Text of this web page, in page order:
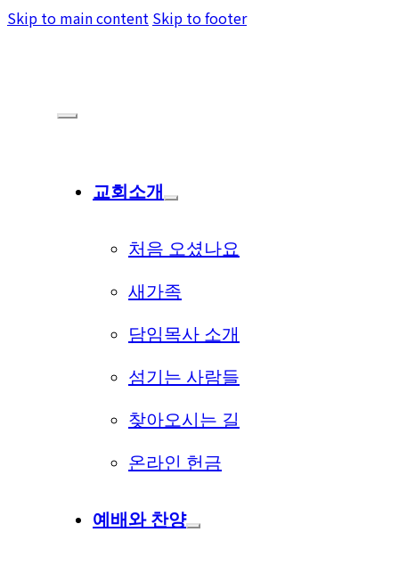
Skip to main content Skip to footer
교회소개
처음 오셨나요
새가족
담임목사 소개
섬기는 사람들
찾아오시는 길
온라인 헌금
예배와 찬양